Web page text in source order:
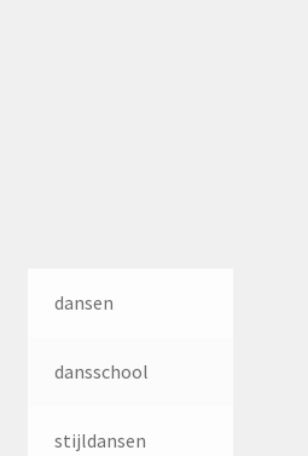
dansen
dansschool
stijldansen